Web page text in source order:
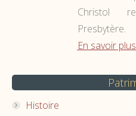
Christol
Presbytère.
En savoir
Histoire